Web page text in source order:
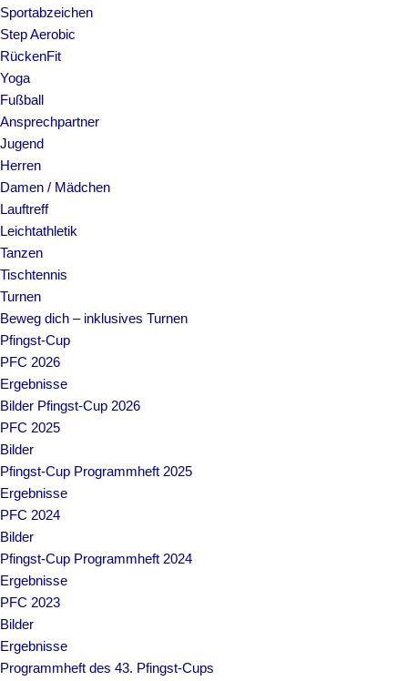
Sportabzeichen
Step Aerobic
RückenFit
Yoga
Fußball
Ansprechpartner
Jugend
Herren
Damen / Mädchen
Lauftreff
Leichtathletik
Tanzen
Tischtennis
Turnen
Beweg dich – inklusives Turnen
Pfingst-Cup
PFC 2026
Ergebnisse
Bilder Pfingst-Cup 2026
PFC 2025
Bilder
Pfingst-Cup Programmheft 2025
Ergebnisse
PFC 2024
Bilder
Pfingst-Cup Programmheft 2024
Ergebnisse
PFC 2023
Bilder
Ergebnisse
Programmheft des 43. Pfingst-Cups